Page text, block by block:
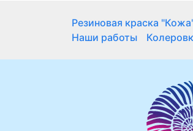
Резиновая краска
Наши работы